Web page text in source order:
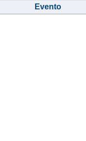
Evento